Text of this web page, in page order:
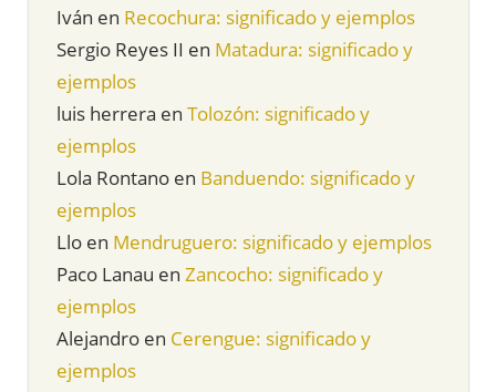
Iván en Recochura: significado y ejemplos
Sergio Reyes II en Matadura: significado y
ejemplos
luis herrera en Tolozón: significado y
ejemplos
Lola Rontano en Banduendo: significado y
ejemplos
Llo en Mendruguero: significado y ejemplos
Paco Lanau en Zancocho: significado y
ejemplos
Alejandro en Cerengue: significado y
ejemplos